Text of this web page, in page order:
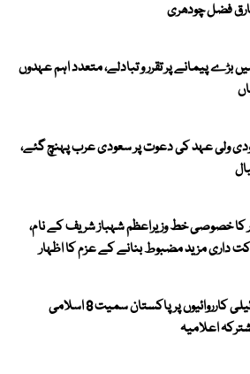
فضل چودھری
بڑے پیمانے پر تقرر و تبادلے، متعدد اہم عہدوں
ولی عہد کی دعوت پر سعودی عرب پہنچ گئے،
خصوصی خط وزیراعظم شہباز شریف کے نام،
داری مزید مضبوط بنانے کے عزم کا اظہار
غزہ میں اسرائیلی کارروائیوں پر پاکستان سمیت 8 اسلامی
اعلامیہ